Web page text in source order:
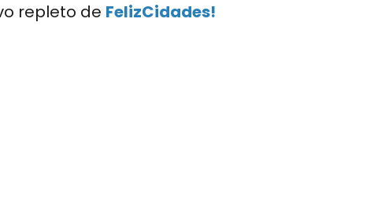
repleto de FelizCidades!